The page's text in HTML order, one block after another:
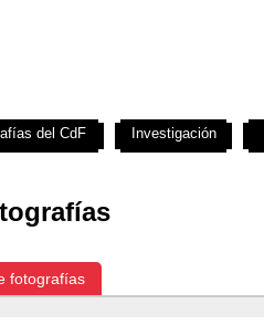
fotografías
del CdF Investigación